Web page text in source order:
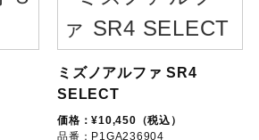
ミズノアルファ SR4
SELECT
価格：¥10,450（税込）
品番：P1GA236904